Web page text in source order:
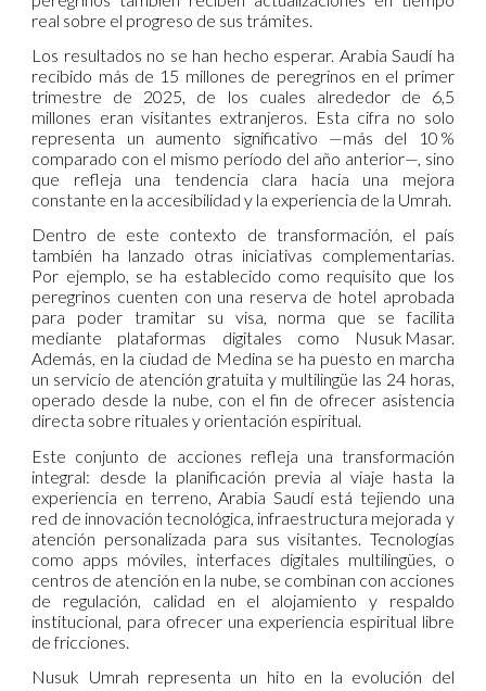
real sobre el progreso de sus trámites.
Los resultados no se han hecho esperar. Arabia Saudí ha
recibido más de 15 millones de peregrinos en el primer
trimestre de 2025, de los cuales alrededor de 6,5
millones eran visitantes extranjeros. Esta cifra no solo
representa un aumento significativo —más del 10 %
comparado con el mismo período del año anterior—, sino
que refleja una tendencia clara hacia una mejora
constante en la accesibilidad y la experiencia de la Umrah.
Dentro de este contexto de transformación, el país
también ha lanzado otras iniciativas complementarias.
Por ejemplo, se ha establecido como requisito que los
peregrinos cuenten con una reserva de hotel aprobada
para poder tramitar su visa, norma que se facilita
mediante plataformas digitales como Nusuk Masar.
Además, en la ciudad de Medina se ha puesto en marcha
un servicio de atención gratuita y multilingüe las 24 horas,
operado desde la nube, con el fin de ofrecer asistencia
directa sobre rituales y orientación espiritual.
Este conjunto de acciones refleja una transformación
integral: desde la planificación previa al viaje hasta la
experiencia en terreno, Arabia Saudí está tejiendo una
red de innovación tecnológica, infraestructura mejorada y
atención personalizada para sus visitantes. Tecnologías
como apps móviles, interfaces digitales multilingües, o
centros de atención en la nube, se combinan con acciones
de regulación, calidad en el alojamiento y respaldo
institucional, para ofrecer una experiencia espiritual libre
de fricciones.
Nusuk Umrah representa un hito en la evolución del